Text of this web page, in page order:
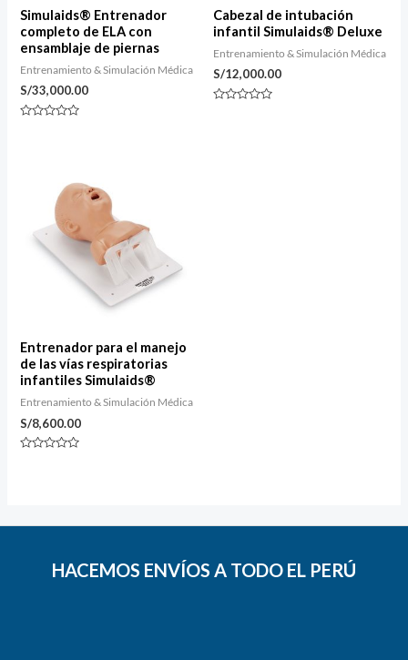
Simulaids® Entrenador
completo de ELA con
ensamblaje de piernas
Entrenamiento & Simulación Médica
S/33,000.00
Cabezal de intubación
infantil Simulaids® Deluxe
Entrenamiento & Simulación Médica
S/12,000.00
Entrenador para el manejo
de las vías respiratorias
infantiles Simulaids®
Entrenamiento & Simulación Médica
S/8,600.00
HACEMOS ENVÍOS A TODO EL PERÚ